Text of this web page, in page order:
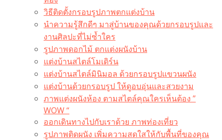
วิธีติดตั้งกรอบรูปภาพตกแต่งบ้าน
นำความรู้สึกดีๆ มาสู่บ้านของคุณด้วยกรอบรูปและ
งานศิลปะที่ไม่ซ้ำใคร
รูปภาพดอกไม้ ตกแต่งผนังบ้าน
แต่งบ้านสไตล์โมเดิร์น
แต่งบ้านสไตล์มินิมอล ด้วยกรอบรูปแขวนผนัง
แต่งบ้านด้วยกรอบรูป ให้ดูอบอุ่นและสวยงาม
ภาพแต่งผนังห้อง ตามสไตล์คุณใครเห็นต้อง ”
WOW “
ออกเดินทางไปกับเราด้วย ภาพท่องเที่ยว
รูปภาพติดผนัง เพิ่มความสดใสให้กับพื้นที่ของคุณ